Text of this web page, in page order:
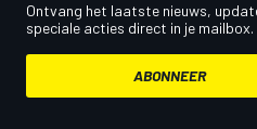
Ontvang het laatste nieuws,
speciale acties direct in je mailbox.
ABONNEER